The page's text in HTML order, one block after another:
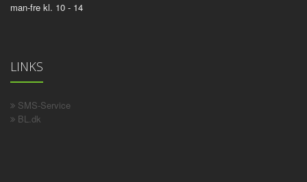
man-fre kl. 10 - 14
LINKS
SMS-Service
BL.dk